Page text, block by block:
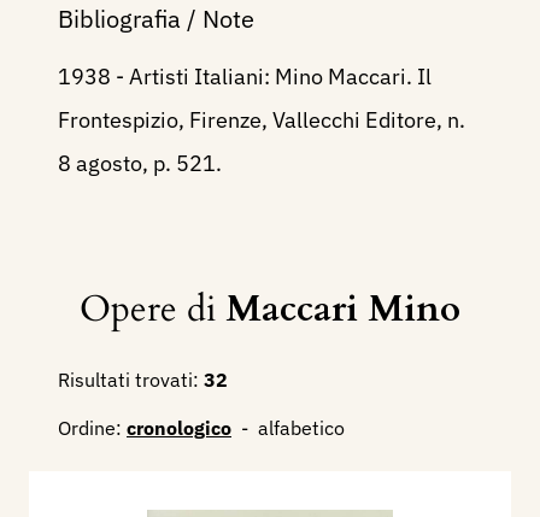
Bibliografia / Note
1938 - Artisti Italiani: Mino Maccari. Il
Frontespizio, Firenze, Vallecchi Editore, n.
8 agosto, p. 521.
Opere diMaccari Mino
Risultati trovati: 32
Ordine: cronologico - alfabetico